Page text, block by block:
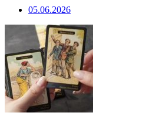
05.06.2026